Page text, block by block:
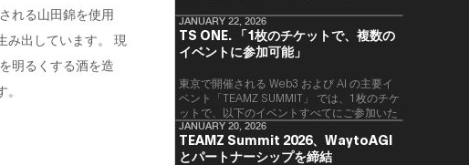
れる山田錦を使用
み出しています。 現
明るくする酒を造
JANUARY 22, 2026
TS ONE. 「1枚のチケットで、複数の
イベントに参加可能」
東京で開催される Web3 および AI の主要イ
ベント「TEAMZ SUMMIT」 では、1枚のチケ
ットで、以下のイベントすべてにご参加いた
だけます。
JANUARY 20, 2026
TEAMZ Summit 2026、WaytoAGI
とパートナーシップを締結